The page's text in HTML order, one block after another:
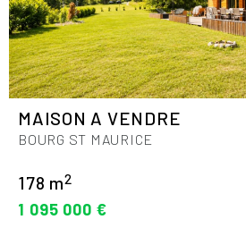
MAISON A VENDRE
BOURG ST MAURICE
178 m2
1 095 000 €